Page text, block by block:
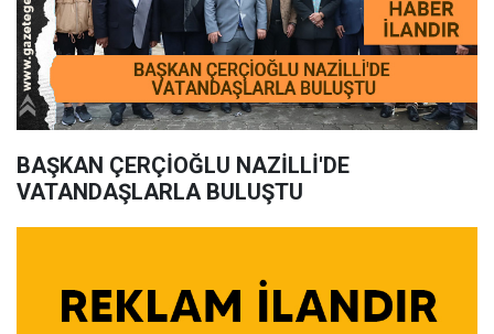
BAŞKAN ÇERÇİOĞLU NAZİLLİ'DE
VATANDAŞLARLA BULUŞTU